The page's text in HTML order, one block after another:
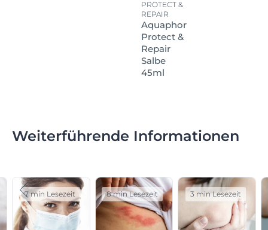
PROTECT &
REPAIR
Aquaphor
Protect &
Repair
Salbe
45ml
Weiterführende Informationen
7 min Lesezeit 8 min Lesezeit 3 min Lesezeit